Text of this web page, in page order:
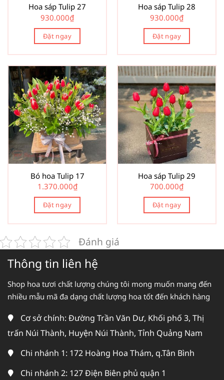
Hoa sáp Tulip 27
930.000₫
Đặt ngay
Hoa sáp Tulip 28
930.000₫
Đặt ngay
Bó hoa Tulip 17
1.370.000₫
Đặt ngay
Hoa sáp Tulip 29
700.000₫
Đặt ngay
Đánh giá
Thông tin liên hệ
Shop hoa tươi chất lượng chúng tôi mong muốn mang đến
nhiều mẫu mã đa dạng chất lượng hoa tốt đến khách hàng
Cơ sở chính: Đường Trần Văn Dư, Khối phố 3, Thị
trấn Núi Thành, Huyện Núi Thành, Tỉnh Quảng Nam
Chi nhánh 1: 172 Hoàng Hoa Thám, q.Tân Bình
Chi nhánh 2: 127 Điện Biên phủ quận 1